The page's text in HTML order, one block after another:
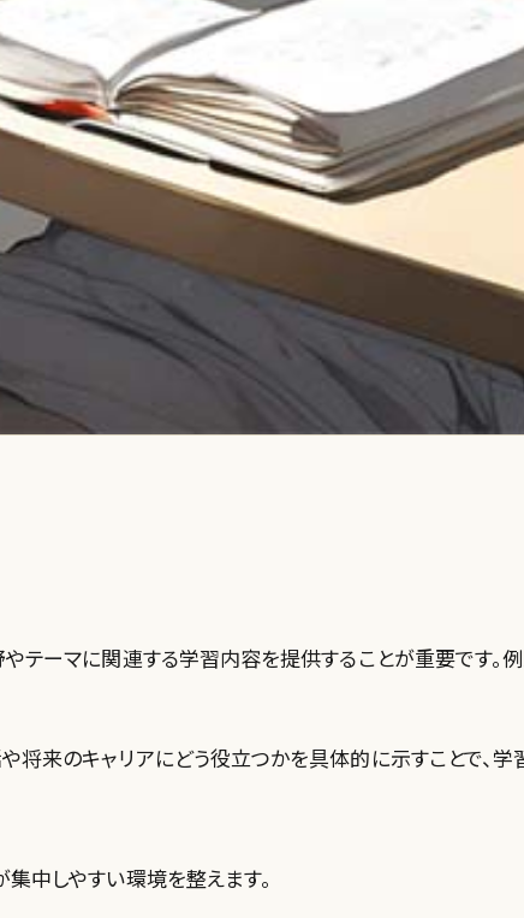
テーマに関連する学習内容を提供することが重要です
来のキャリアにどう役立つかを具体的に示すことで、学
中しやすい環境を整えます。